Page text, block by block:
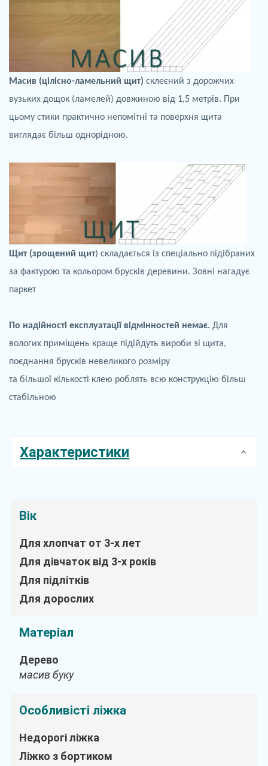
Масив (цілісно-ламельний щит) склеєний з дорожчих
вузьких дощок (ламелей) довжиною від 1,5 метрів. При
цьому стики практично непомітні та поверхня щита
виглядає більш однорідною.
Щит (зрощений щит) складається із спеціально підібраних
за фактурою та кольором брусків деревини. Зовні нагадує
паркет
По надійності експлуатації відмінностей немає. Для
вологих приміщень краще підійдуть вироби зі щита,
поєднання брусків невеликого розміру
та більшої кількості клею роблять всю конструкцію більш
стабільною
Характеристики
Вік
Для хлопчат от 3-х лет
Для дівчаток від 3-х років
Для підлітків
Для дорослих
Матеріал
Дерево
масив буку
Особливісті ліжка
Недорогі ліжка
Ліжко з бортиком